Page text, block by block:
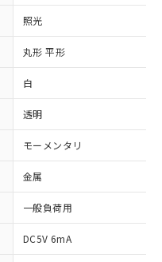
照光
丸形 平形
白
透明
モーメンタリ
金属
一般負荷用
DC5V 6mA